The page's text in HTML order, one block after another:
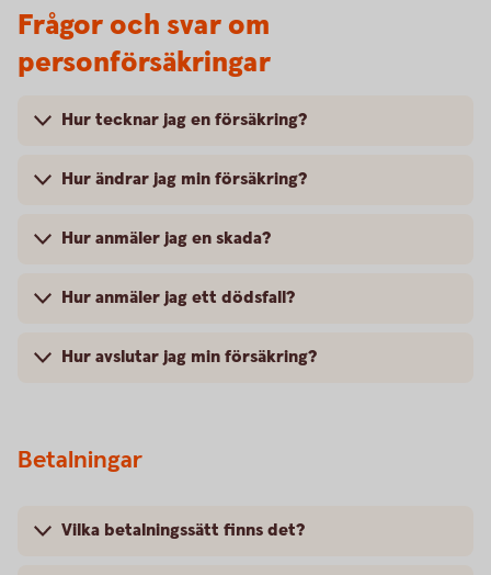
Frågor och svar om
personförsäkringar
Hur tecknar jag en försäkring?
Hur ändrar jag min försäkring?
Hur anmäler jag en skada?
Hur anmäler jag ett dödsfall?
Hur avslutar jag min försäkring?
Betalningar
Vilka betalningssätt finns det?